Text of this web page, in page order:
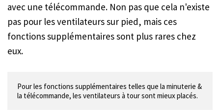
avec une télécommande. Non pas que cela n'existe
pas pour les ventilateurs sur pied, mais ces
fonctions supplémentaires sont plus rares chez
eux.
Pour les fonctions supplémentaires telles que la minuterie &